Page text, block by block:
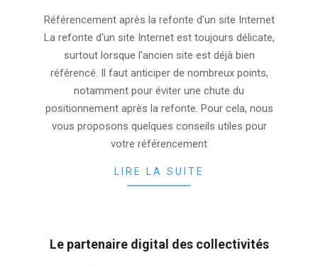
10-
04
Référencement après la refonte d’un site Internet
La refonte d'un site Internet est toujours délicate,
surtout lorsque l'ancien site est déjà bien
référencé. Il faut anticiper de nombreux points,
notamment pour éviter une chute du
positionnement après la refonte. Pour cela, nous
vous proposons quelques conseils utiles pour
votre référencement
LIRE LA SUITE
Le partenaire digital des collectivités